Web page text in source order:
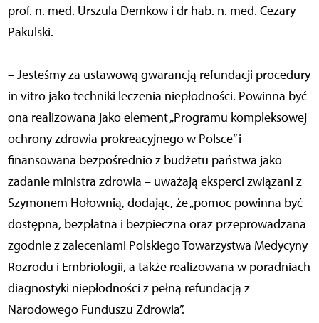
prof. n. med. Urszula Demkow i dr hab. n. med. Cezary
Pakulski.
– Jesteśmy za ustawową gwarancją refundacji procedury
in vitro jako techniki leczenia niepłodności. Powinna być
ona realizowana jako element „Programu kompleksowej
ochrony zdrowia prokreacyjnego w Polsce” i
finansowana bezpośrednio z budżetu państwa jako
zadanie ministra zdrowia – uważają eksperci związani z
Szymonem Hołownią, dodając, że „pomoc powinna być
dostępna, bezpłatna i bezpieczna oraz przeprowadzana
zgodnie z zaleceniami Polskiego Towarzystwa Medycyny
Rozrodu i Embriologii, a także realizowana w poradniach
diagnostyki niepłodności z pełną refundacją z
Narodowego Funduszu Zdrowia”.